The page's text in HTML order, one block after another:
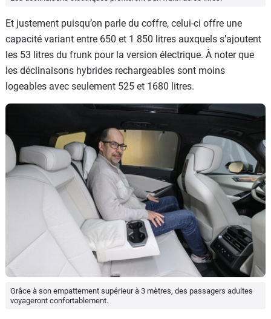
Et justement puisqu’on parle du coffre, celui-ci offre une
capacité variant entre 650 et 1 850 litres auxquels s’ajoutent
les 53 litres du frunk pour la version électrique. À noter que
les déclinaisons hybrides rechargeables sont moins
logeables avec seulement 525 et 1680 litres.
Grâce à son empattement supérieur à 3 mètres, des passagers adultes
voyageront confortablement.